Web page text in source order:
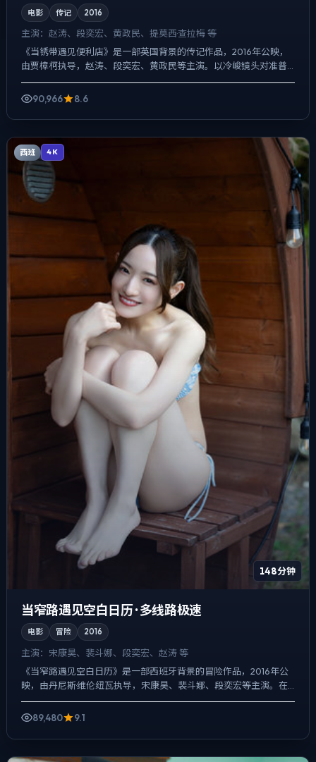
电影 传记 2016
主演： 赵涛、段奕宏、黄政民、提莫西·查拉梅 等
《当锈带遇见便利店》是一部英国背景的传记作品，2016年公映，
由贾樟柯执导，赵涛、段奕宏、黄政民等主演。以冷峻镜头对准普
90,966
8.6
西班 4K
148分钟
当窄路遇见空白日历 · 多线路极速
电影 冒险 2016
主演： 宋康昊、裴斗娜、段奕宏、赵涛 等
《当窄路遇见空白日历》是一部西班牙背景的冒险作品，2016年公
映，由丹尼斯·维伦纽瓦执导，宋康昊、裴斗娜、段奕宏等主演。在
类型片框架里埋入作者式旁白与留白，人物在道德灰区反复试...
89,480
9.1